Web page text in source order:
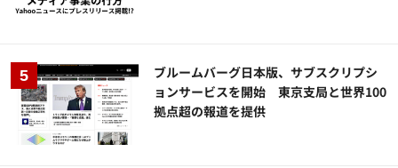
ブルームバーグ日本版、サブスクリプシ
ョンサービスを開始 東京支局と世界100
拠点超の報道を提供